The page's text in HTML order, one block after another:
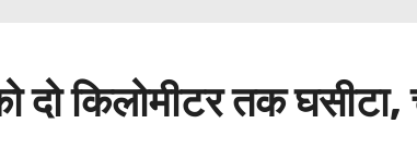
दो किलोमीटर तक घसीटा,